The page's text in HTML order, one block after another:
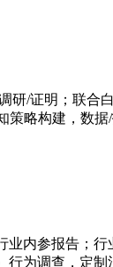
研/证明；联合
略构建，数据
业内参报告；
行为调查，定